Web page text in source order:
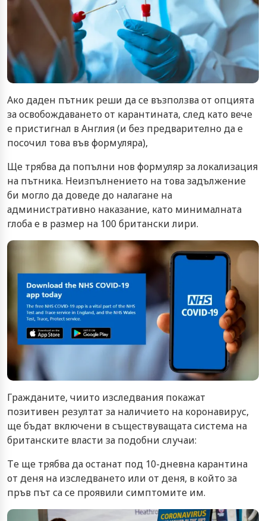
Ако даден пътник реши да се възползва от опцията
за освобождаването от карантината, след като вече
е пристигнал в Англия (и без предварително да е
посочил това във формуляра),
Ще трябва да попълни нов формуляр за локализация
на пътника. Неизпълнението на това задължение
би могло да доведе до налагане на
административно наказание, като минималната
глоба е в размер на 100 британски лири.
Гражданите, чиито изследвания покажат
позитивен резултат за наличието на коронавирус,
ще бъдат включени в съществуващата система на
британските власти за подобни случаи:
Tе ще трябва да останат под 10-дневна карантина
от деня на изследването или от деня, в който за
пръв път са се проявили симптомите им.